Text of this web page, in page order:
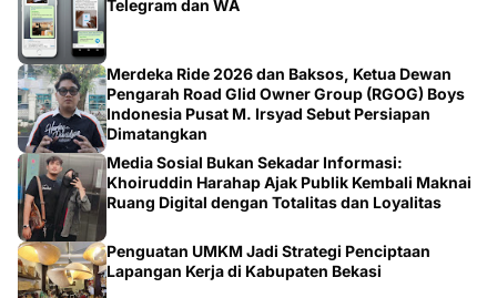
yang Mendalam
Contoh dekomposisi dalam kehidupan sehari
hari yang mudah dipahami
Telegram dan WA